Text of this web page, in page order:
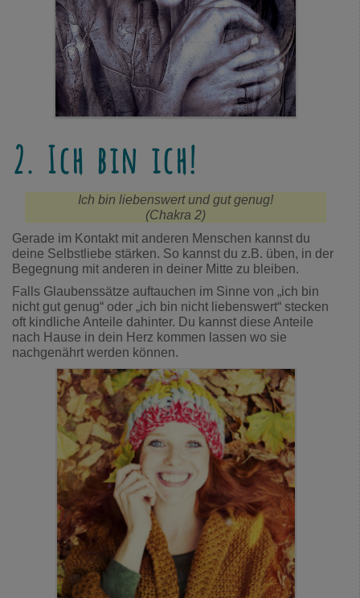
2. Ich bin ich!
Ich bin liebenswert und gut genug!
(Chakra 2)
Gerade im Kontakt mit anderen Menschen kannst du
deine Selbstliebe stärken. So kannst du z.B. üben, in der
Begegnung mit anderen in deiner Mitte zu bleiben.
Falls Glaubenssätze auftauchen im Sinne von „ich bin
nicht gut genug“ oder „ich bin nicht liebenswert“ stecken
oft kindliche Anteile dahinter. Du kannst diese Anteile
nach Hause in dein Herz kommen lassen wo sie
nachgenährt werden können.